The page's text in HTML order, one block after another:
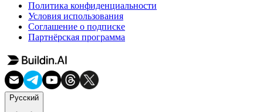
Политика конфиденциальности
Условия использования
Соглашение о подписке
Партнёрская программа
Русский